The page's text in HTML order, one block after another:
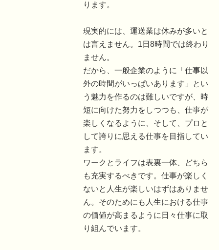
ります。
現実的には、運送業は休みが多いと
は言えません。1日8時間では終わり
ません。
だから、一般企業のように「仕事以
外の時間がいっぱいあります」とい
う魅力を作るのは難しいですが、時
短に向けた努力をしつつも、仕事が
楽しくなるように、そして、プロと
して誇りに思える仕事を目指してい
ます。
ワークとライフは表裏一体、どちら
も充実するべきです。仕事が楽しく
ないと人生が楽しいはずはありませ
ん。そのためにも人生における仕事
の価値が高まるように日々仕事に取
り組んでいます。